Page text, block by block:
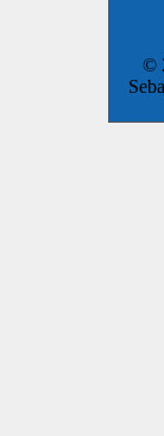
©